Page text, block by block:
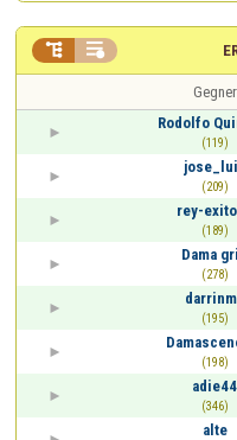
 
Gegner
Rodolfo
(119)
(209)
rey-
(189)
Dama
(278)
(195)
(198)
adie44
(346)
alte